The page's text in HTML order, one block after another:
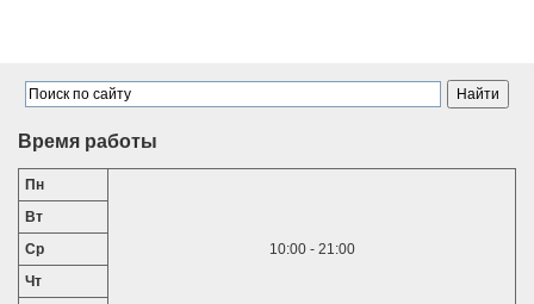
Время работы
Пн
10:00 - 21:00
Вт
Ср
Чт